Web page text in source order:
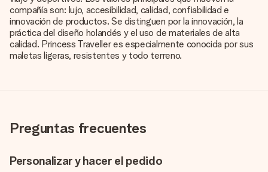
compañía son: lujo, accesibilidad, calidad, confiabilidad e
innovación de productos. Se distinguen por la innovación, la
práctica del diseño holandés y el uso de materiales de alta
calidad. Princess Traveller es especialmente conocida por sus
maletas ligeras, resistentes y todo terreno.
Preguntas frecuentes
Personalizar y hacer el pedido